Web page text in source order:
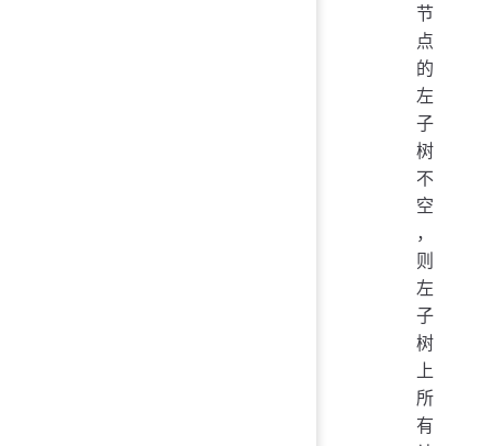
节
点
的
左
子
树
不
空
，
则
左
子
树
上
所
有